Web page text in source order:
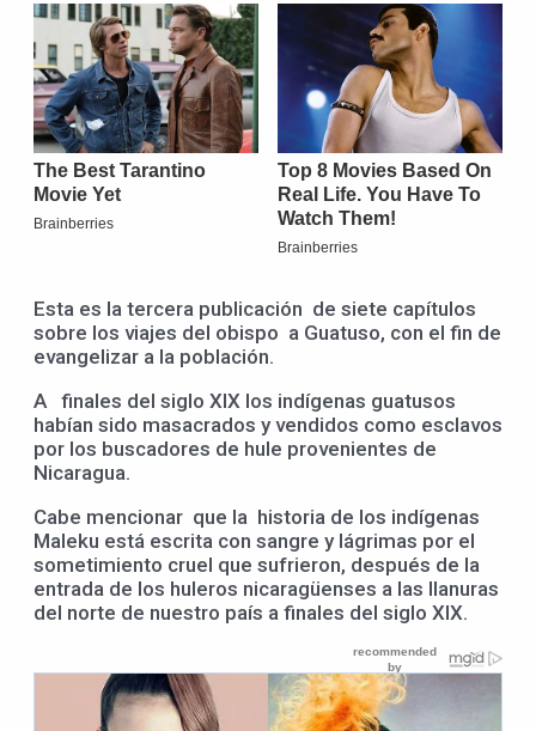
Esta es la tercera publicación de siete capítulos
sobre los viajes del obispo a Guatuso, con el fin de
evangelizar a la población.
A finales del siglo XIX los indígenas guatusos
habían sido masacrados y vendidos como esclavos
por los buscadores de hule provenientes de
Nicaragua.
Cabe mencionar que la historia de los indígenas
Maleku está escrita con sangre y lágrimas por el
sometimiento cruel que sufrieron, después de la
entrada de los huleros nicaragüenses a las llanuras
del norte de nuestro país a finales del siglo XIX.